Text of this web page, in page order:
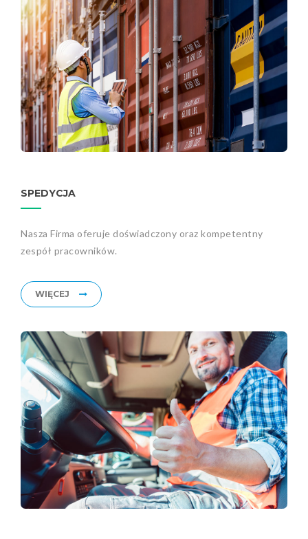
SPEDYCJA
Nasza Firma oferuje doświadczony oraz kompetentny
zespół pracowników.
WIĘCEJ